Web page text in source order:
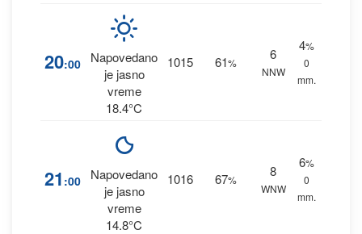
20:00
Napovedano
je jasno
vreme
18.4°C
1015 61%
6
NNW
4%
0
mm.
21 :00
Napovedano
je jasno
vreme
14.8°C
1016 67%
8
WNW
6%
0
mm.